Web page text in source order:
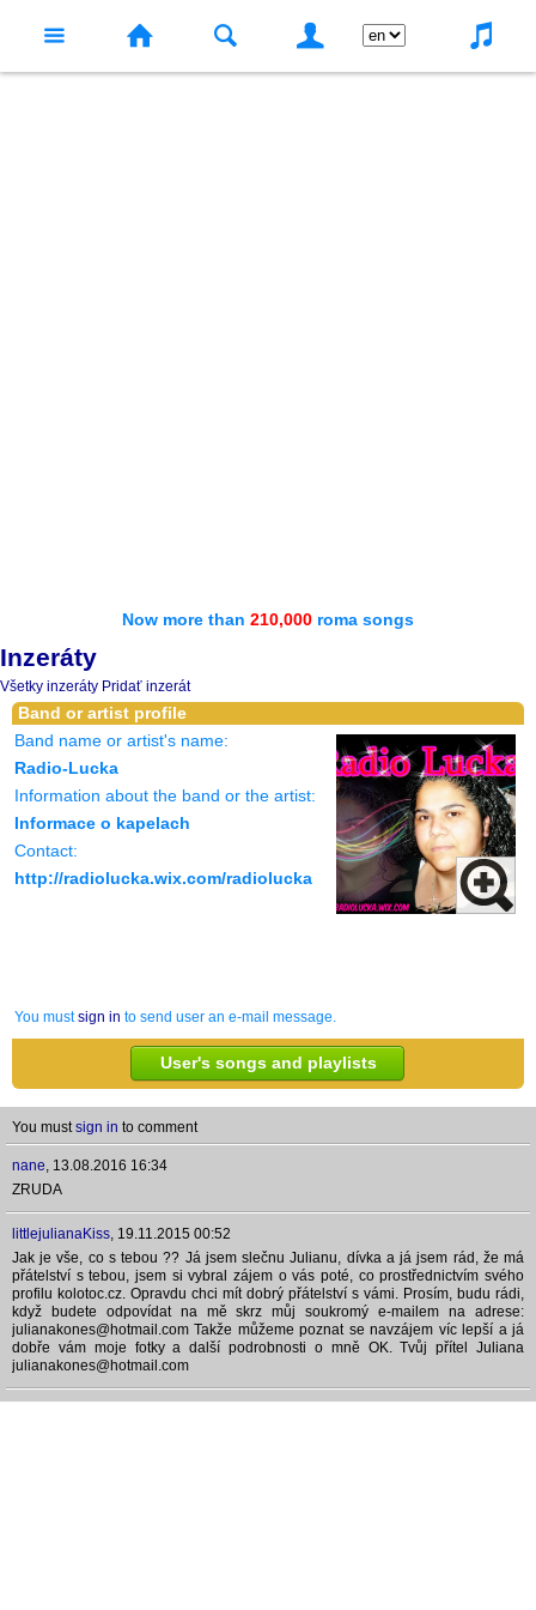
Now more than 210,000 roma songs
Inzeráty
Všetky inzeráty Pridať inzerát
Band or artist profile
Band name or artist's name:
Radio-Lucka
Information about the band or the artist:
Informace o kapelach
Contact:
http://radiolucka.wix.com/radiolucka
You mustsign in to send user an e-mail message.
User's songs and playlists
You mustsign in to comment
nane, 13.08.2016 16:34
ZRUDA
littlejulianaKiss, 19.11.2015 00:52
Jak je vše, co s tebou ?? Já jsem slečnu Julianu, dívka a já jsem rád, že má
přátelství s tebou, jsem si vybral zájem o vás poté, co prostřednictvím svého
profilu kolotoc.cz. Opravdu chci mít dobrý přátelství s vámi. Prosím, budu rádi,
když budete odpovídat na mě skrz můj soukromý e-mailem na adrese:
julianakones@hotmail.com Takže můžeme poznat se navzájem víc lepší a já
dobře vám moje fotky a další podrobnosti o mně OK. Tvůj přítel Juliana
julianakones@hotmail.com